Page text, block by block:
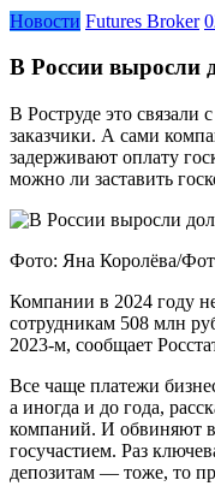
Новости Futures Broker
В России выросли
В Роструде это связали
заказчики. А сами
задерживают оплату
можно ли заставить
Фото: Яна Королёва/
Компании в 2024 году
сотрудникам 508 млн
2023-м, сообщает
Все чаще платежи
а иногда и до года,
компаний. И обвиняют
госучастием. Раз
депозитам — тоже, то